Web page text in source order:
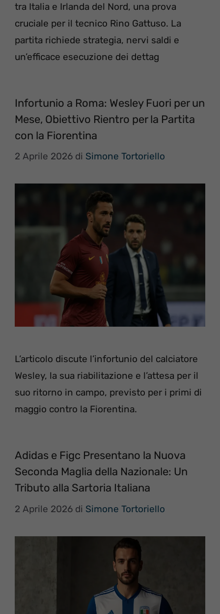
tra Italia e Irlanda del Nord, una prova
cruciale per il tecnico Rino Gattuso. La
partita richiede strategia, nervi saldi e
un’efficace esecuzione dei dettag
Infortunio a Roma: Wesley Fuori per un
Mese, Obiettivo Rientro per la Partita
con la Fiorentina
2 Aprile 2026 di Simone Tortoriello
L’articolo discute l’infortunio del calciatore
Wesley, la sua riabilitazione e l’attesa per il
suo ritorno in campo, previsto per i primi di
maggio contro la Fiorentina.
Adidas e Figc Presentano la Nuova
Seconda Maglia della Nazionale: Un
Tributo alla Sartoria Italiana
2 Aprile 2026 di Simone Tortoriello